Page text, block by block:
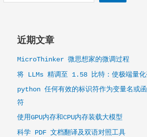
近期文章
MicroThinker 微思想家的微调过程
将 LLMs 精调至 1.58 比特：使极端量化
python 任何有效的标识符作为变量名或
符
使用GPU内存和CPU内存装载大模型
科学 PDF 文档翻译及双语对照工具
CrowdStrike